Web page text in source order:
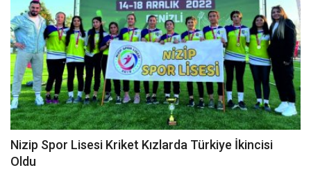
SAĞLIK
EĞİTİM
Resmiilan
Gaziantep..
Nizip Spor Lisesi Kriket Kızlarda Türkiye İkincisi
Oldu